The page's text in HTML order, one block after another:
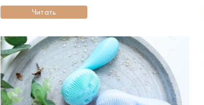
кожа становится гладкой, мягкой и нежной,
улучшается тонус, ну и, соответственно,
летний период: когда хочется, чтобы и загар
лег идеально, и ножки выглядели
привлекатель
Читать